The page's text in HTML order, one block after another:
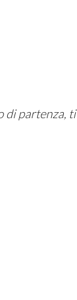
di partenza, ti